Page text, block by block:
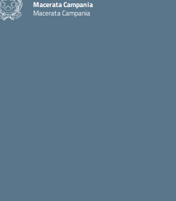
Macerata Campania
Macerata Campania
— Visita la pagina iniziale della scuola